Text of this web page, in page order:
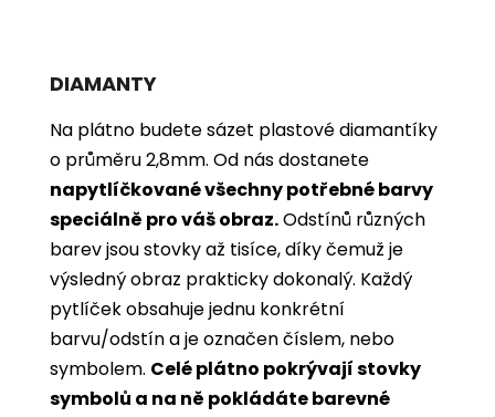
DIAMANTY
Na plátno budete sázet plastové diamantíky
o průměru 2,8mm. Od nás dostanete
napytlíčkované všechny potřebné barvy
speciálně pro váš obraz.Odstínů různých
barev jsou stovky až tisíce, díky čemuž je
výsledný obraz prakticky dokonalý. Každý
pytlíček obsahuje jednu konkrétní
barvu/odstín a je označen číslem, nebo
symbolem. Celé plátno pokrývají stovky
symbolů a na ně pokládáte barevné